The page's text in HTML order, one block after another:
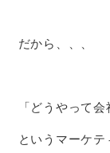
だから、、、
「どうやって
というマーケテ